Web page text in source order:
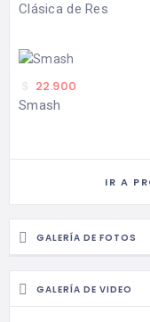
Clásica de Res
Smash
$ 22.900
IR A
GALERÍA DE FOTOS
GALERÍA DE VIDEO